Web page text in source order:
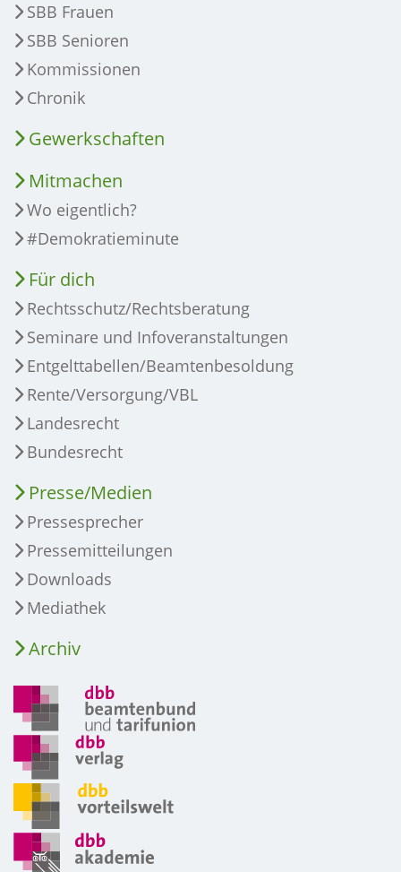
SBB Frauen
SBB Senioren
Kommissionen
Chronik
Gewerkschaften
Mitmachen
Wo eigentlich?
#Demokratieminute
Für dich
Rechtsschutz/Rechtsberatung
Seminare und Infoveranstaltungen
Entgelttabellen/Beamtenbesoldung
Rente/Versorgung/VBL
Landesrecht
Bundesrecht
Presse/Medien
Pressesprecher
Pressemitteilungen
Downloads
Mediathek
Archiv